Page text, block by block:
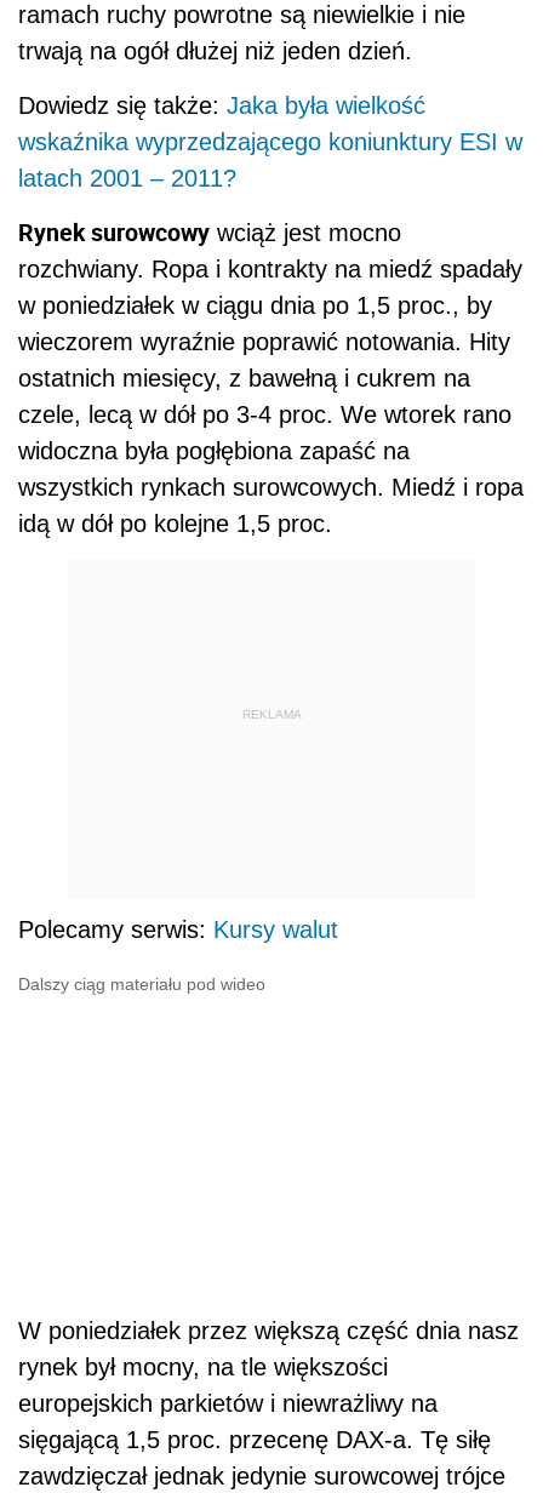
ramach ruchy powrotne są niewielkie i nie
trwają na ogół dłużej niż jeden dzień.
Dowiedz się także: Jaka była wielkość
wskaźnika wyprzedzającego koniunktury ESI w
latach 2001 – 2011?
Rynek surowcowy wciąż jest mocno
rozchwiany. Ropa i kontrakty na miedź spadały
w poniedziałek w ciągu dnia po 1,5 proc., by
wieczorem wyraźnie poprawić notowania. Hity
ostatnich miesięcy, z bawełną i cukrem na
czele, lecą w dół po 3-4 proc. We wtorek rano
widoczna była pogłębiona zapaść na
wszystkich rynkach surowcowych. Miedź i ropa
idą w dół po kolejne 1,5 proc.
REKLAMA
Polecamy serwis: Kursy walut
Dalszy ciąg materiału pod wideo
W poniedziałek przez większą część dnia nasz
rynek był mocny, na tle większości
europejskich parkietów i niewrażliwy na
sięgającą 1,5 proc. przecenę DAX-a. Tę siłę
zawdzięczał jednak jedynie surowcowej trójce